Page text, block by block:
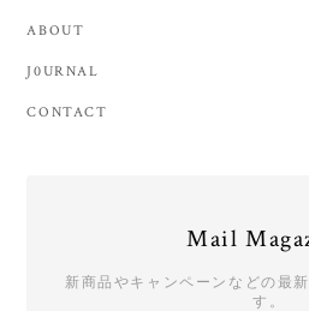
ABOUT
J0URNAL
CONTACT
Mail
新商品やキャンペーンなどの最
す。